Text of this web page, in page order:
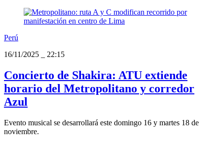
Perú
16/11/2025
22:15
Concierto de Shakira: ATU extiende
horario del Metropolitano y corredor
Azul
Evento musical se desarrollará este domingo 16 y martes 18 de
noviembre.